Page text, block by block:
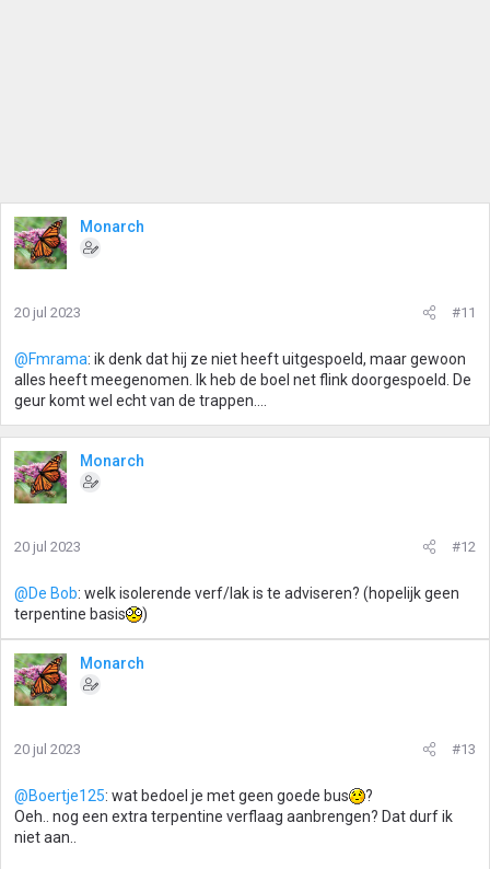
Monarch
20 jul 2023 #11
@Fmrama: ik denk dat hij ze niet heeft uitgespoeld, maar gewoon
alles heeft meegenomen. Ik heb de boel net flink doorgespoeld. De
geur komt wel echt van de trappen….
Monarch
20 jul 2023 #12
@De Bob: welk isolerende verf/lak is te adviseren? (hopelijk geen
terpentine basis
)
Monarch
20 jul 2023 #13
@Boertje125: wat bedoel je met geen goede bus
?
Oeh.. nog een extra terpentine verflaag aanbrengen? Dat durf ik
niet aan..